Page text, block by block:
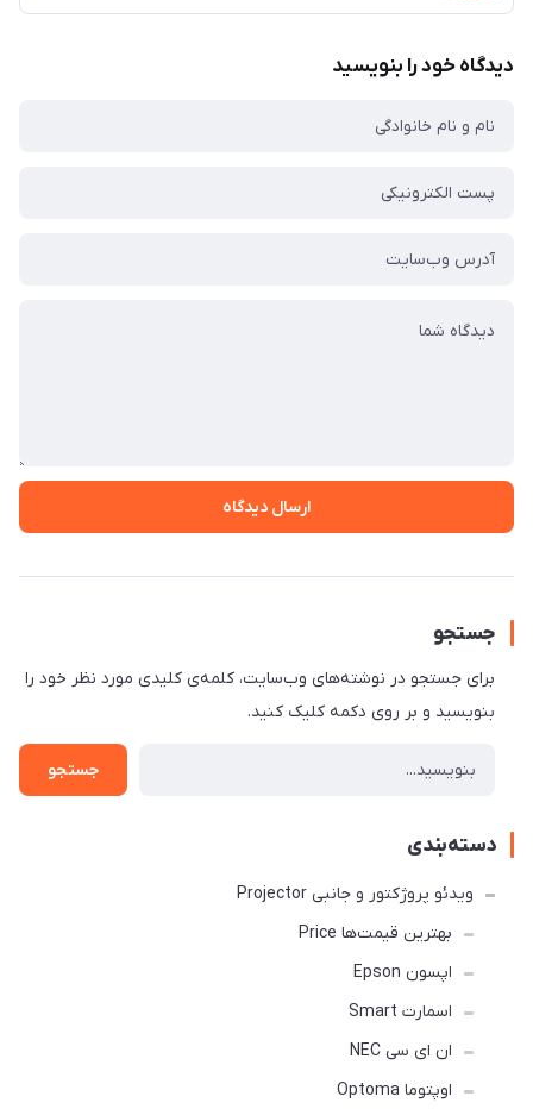
دیدگاه خود را بنویسید
ارسال دیدگاه
جستجو
برای جستجو در نوشته‌های وب‌سایت، کلمه‌ی کلیدی مورد نظر خود را
بنویسید و بر روی دکمه کلیک کنید.
جستجو
دسته‌بندی
ویدئو پروژکتور و جانبی Projector
بهترین قیمت‌ها Price
اپسون Epson
اسمارت Smart
ان ای سی NEC
اوپتوما Optoma